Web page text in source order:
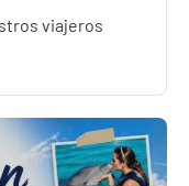
viajeros